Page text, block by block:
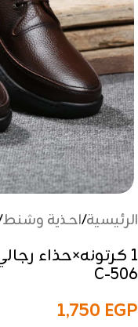
الرئيسية/احذية وشنط
1 كرتونه×حذاء
C-506
1,750 EGP